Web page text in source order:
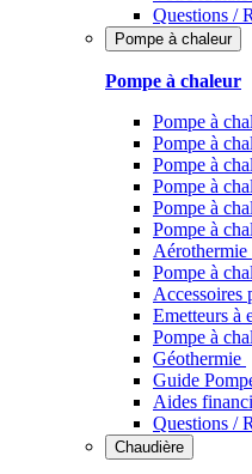
Questions /
Pompe à chaleur
Pompe à chaleur
Pompe à
Pompe à
Pompe à
Pompe à
Pompe à
Pompe à
Aérothermie
Pompe à
Accessoires
Emetteurs à
Pompe à
Géothermie
Guide
Aides
Questions /
Chaudière